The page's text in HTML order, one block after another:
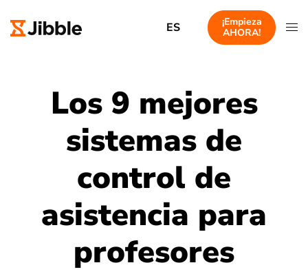
ES
¡Empieza
AHORA!
Los 9 mejores
sistemas de
control de
asistencia para
profesores